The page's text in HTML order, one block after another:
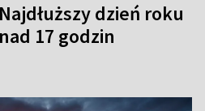
dzień roku
17 godzin